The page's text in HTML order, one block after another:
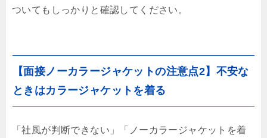
ついてもしっかりと確認してください。
【面接ノーカラージャケットの注意点2】不安な
ときはカラージャケットを着る
「社風が判断できない」「ノーカラージャケットを着